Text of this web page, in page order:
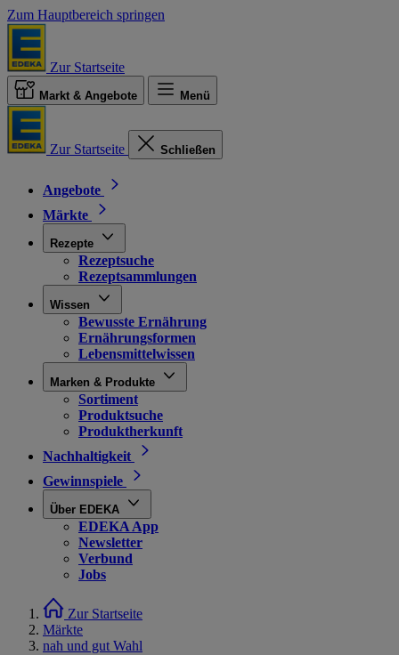
Zum Hauptbereich springen
Zur Startseite
Markt & Angebote Menü
Zur Startseite Schließen
Angebote
Märkte
Rezepte
Rezeptsuche
Rezeptsammlungen
Wissen
Bewusste Ernährung
Ernährungsformen
Lebensmittelwissen
Marken & Produkte
Sortiment
Produktsuche
Produktherkunft
Nachhaltigkeit
Gewinnspiele
Über EDEKA
EDEKA App
Newsletter
Verbund
Jobs
Zur Startseite
Märkte
nah und gut Wahl